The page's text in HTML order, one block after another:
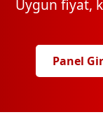
Uygun fiyat,
Panel